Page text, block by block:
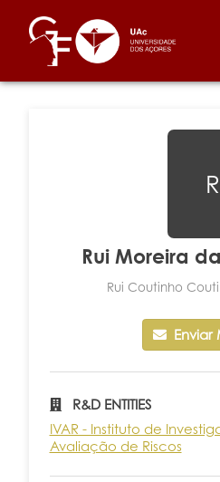
Rui Moreira
Rui Coutinho
Enviar
R&D ENTITIES
IVAR - Instituto de
Avaliação de Riscos